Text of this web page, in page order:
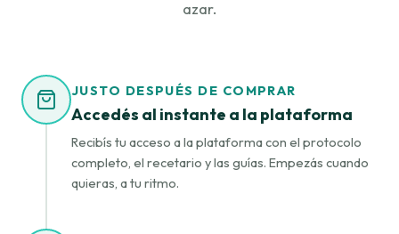
azar.
JUSTO DESPUÉS DE COMPRAR
Accedés al instante a la plataforma
Recibís tu acceso a la plataforma con el protocolo
completo, el recetario y las guías. Empezás cuando
quieras, a tu ritmo.